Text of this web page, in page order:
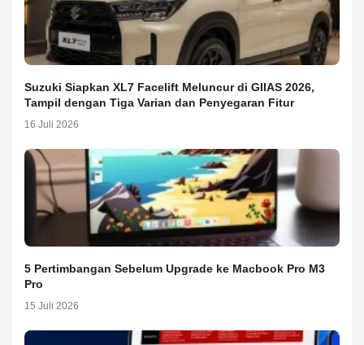
Suzuki Siapkan XL7 Facelift Meluncur di GIIAS 2026,
Tampil dengan Tiga Varian dan Penyegaran Fitur
16 Juli 2026
5 Pertimbangan Sebelum Upgrade ke Macbook Pro M3
Pro
15 Juli 2026